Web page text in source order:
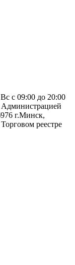
c 09:00 до 20:00
Администрацией
г.Минск,
реестре